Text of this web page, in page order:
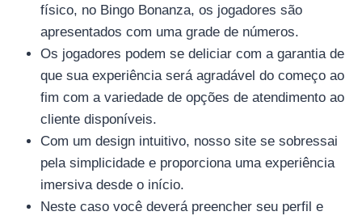
físico, no Bingo Bonanza, os jogadores são
apresentados com uma grade de números.
Os jogadores podem se deliciar com a garantia de
que sua experiência será agradável do começo ao
fim com a variedade de opções de atendimento ao
cliente disponíveis.
Com um design intuitivo, nosso site se sobressai
pela simplicidade e proporciona uma experiência
imersiva desde o início.
Neste caso você deverá preencher seu perfil e